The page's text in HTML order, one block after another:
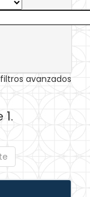
avanzados